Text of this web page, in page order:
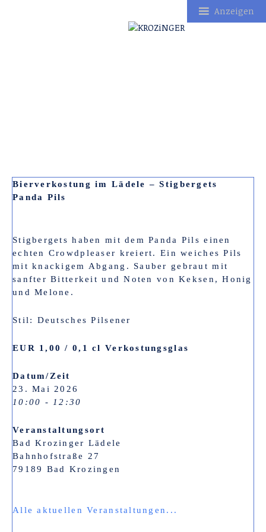
Anzeigen
Bierverkostung im Lädele – Stigbergets
Panda Pils
Stigbergets haben mit dem Panda Pils einen
echten Crowdpleaser kreiert. Ein weiches Pils
mit knackigem Abgang. Sauber gebraut mit
sanfter Bitterkeit und Noten von Keksen, Honig
und Melone.
Stil: Deutsches Pilsener
EUR 1,00 / 0,1 cl Verkostungsglas
Datum/Zeit
23. Mai 2026
10:00 - 12:30
Veranstaltungsort
Bad Krozinger Lädele
Bahnhofstraße 27
79189 Bad Krozingen
Alle aktuellen Veranstaltungen...